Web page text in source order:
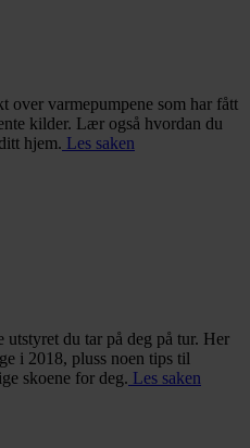
over varmepumpene som har fått
kilder. Lær også hvordan du
hjem. Les saken
du tar på deg på tur. Her
i 2018, pluss noen tips til
skoene for deg. Les saken